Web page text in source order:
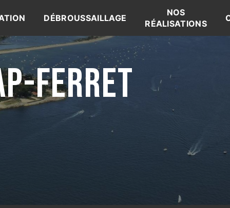
DÉBROUSSAILLAGE
NOS
RÉALISATIONS
FERRET